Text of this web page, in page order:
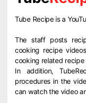
Tube Recipe is a
The staff posts
cooking recipe
cooking related
In addition,
procedures in the
can watch the video